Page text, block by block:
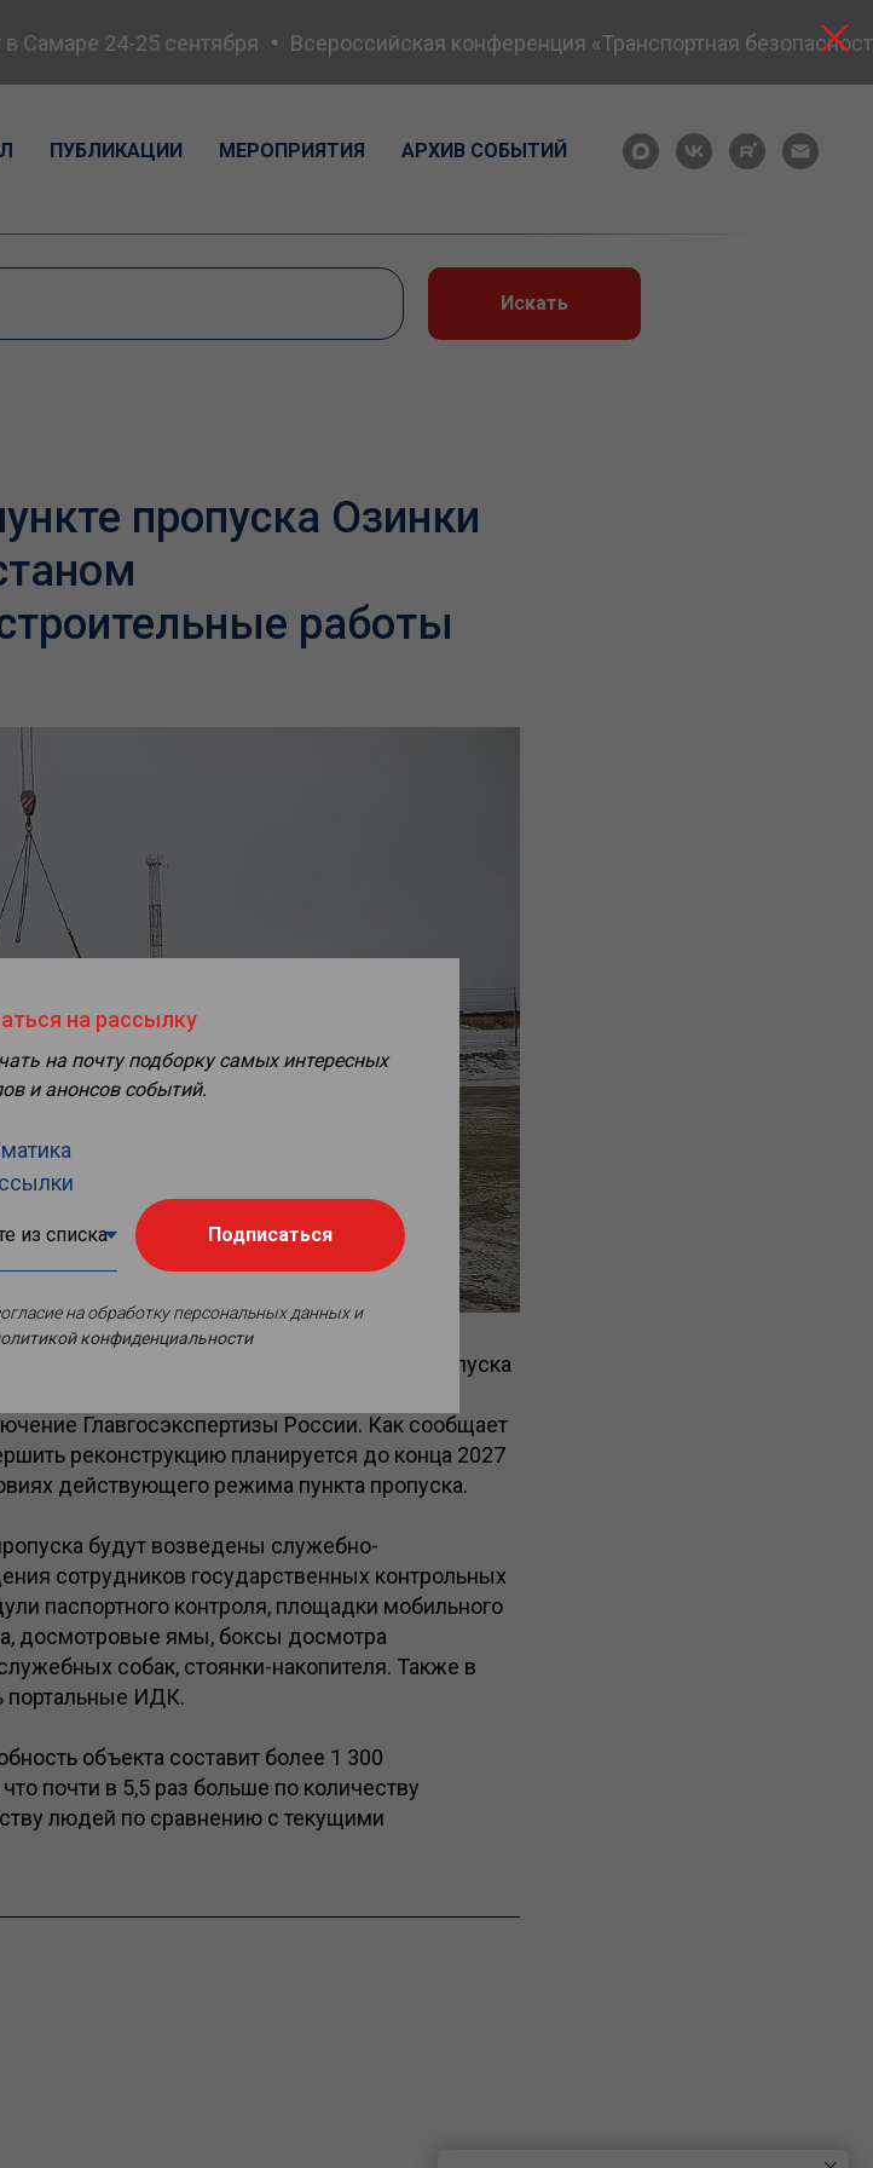
24-25 сентября Всероссийская конференция «Транспортная
ПУБЛИКАЦИИ МЕРОПРИЯТИЯ АРХИВ СОБЫТИЙ
Искать
пропуска Озинки
работы
началась в автомобильном пункте пропуска
с тем, что проектная документация
Главгосэкспертизы России. Как сообщает
реконструкцию планируется до конца 2027
действующего режима пункта пропуска.
будут возведены служебно-
сотрудников государственных контрольных
паспортного контроля, площадки мобильного
досмотровые ямы, боксы досмотра
собак, стоянки-накопителя. Также в
портальные ИДК.
объекта составит более 1 300
почти в 5,5 раз больше по количеству
людей по сравнению с текущими
на рассылку
на почту подборку самых интересных
и анонсов событий.
Подписаться
на обработку персональных данных и
конфиденциальности